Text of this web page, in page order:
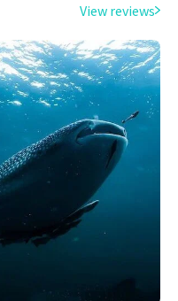
View reviews